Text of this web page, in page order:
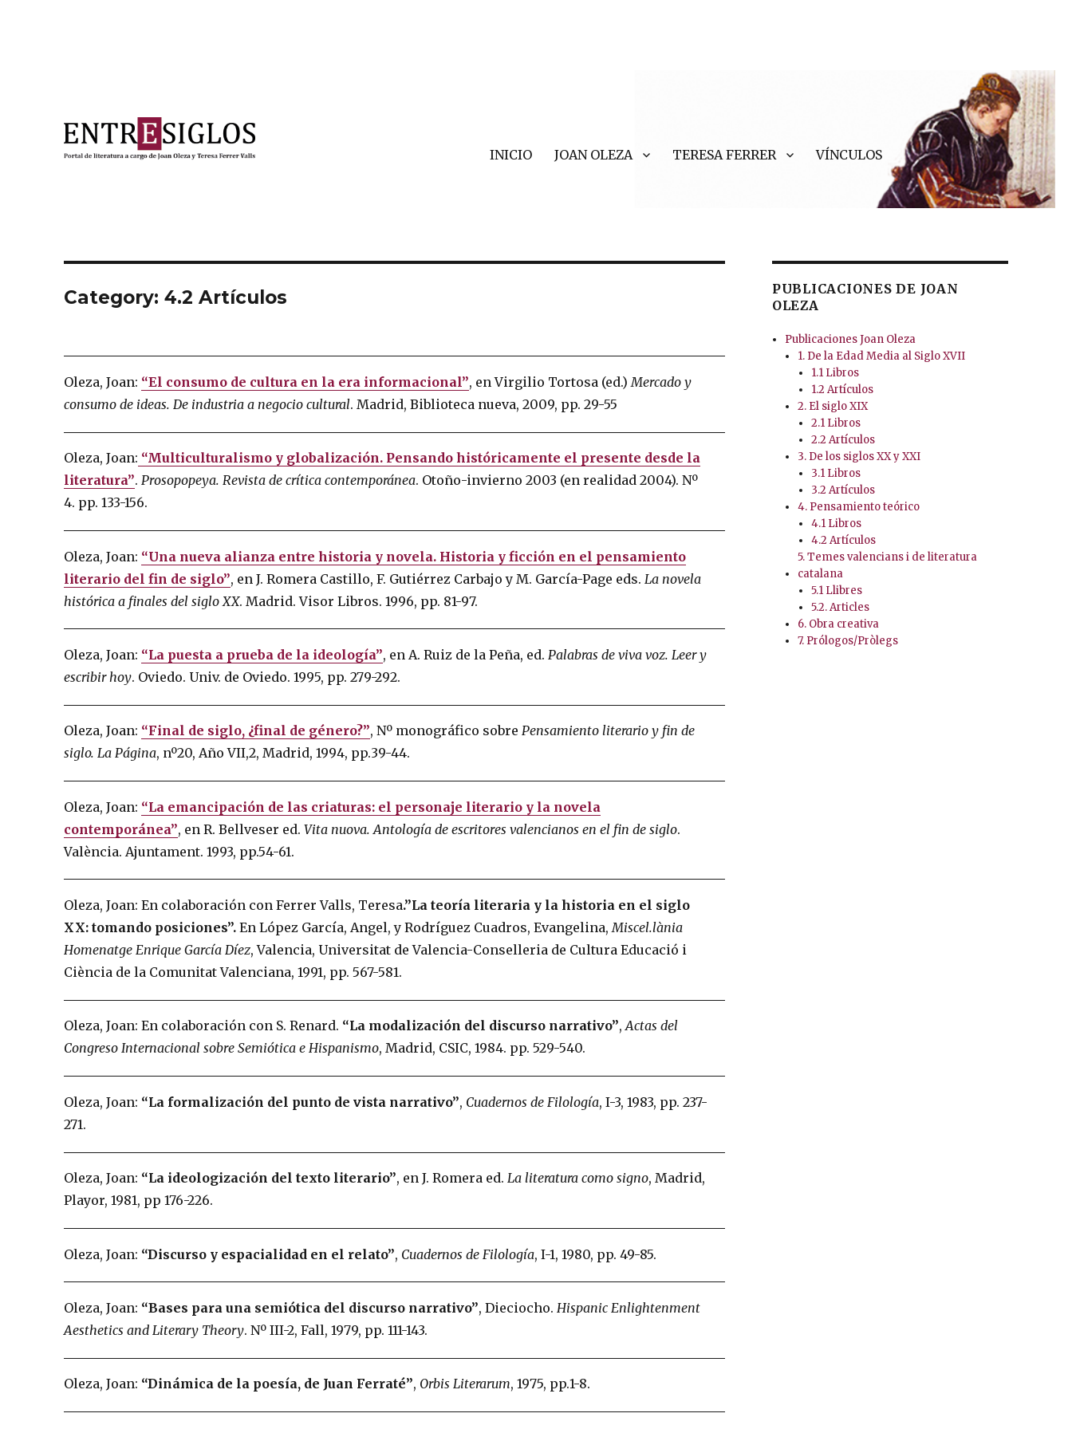
INICIO JOAN OLEZA TERESA FERRER VÍNCULOS
Category: 4.2 Artículos
Oleza, Joan: “El consumo de cultura en la era informacional”, en Virgilio Tortosa (ed.) Mercado y
consumo de ideas. De industria a negocio cultural. Madrid, Biblioteca nueva, 2009, pp. 29-55
Oleza, Joan: “Multiculturalismo y globalización. Pensando históricamente el presente desde la
literatura”.Prosopopeya. Revista de crítica contemporánea. Otoño-invierno 2003 (en realidad 2004). Nº
4. pp. 133-156.
Oleza, Joan: “Una nueva alianza entre historia y novela. Historia y ficción en el pensamiento
literario del fin de siglo”, en J. Romera Castillo, F. Gutiérrez Carbajo y M. García-Page eds. La novela
histórica a finales del siglo XX. Madrid. Visor Libros. 1996, pp. 81-97.
Oleza, Joan: “La puesta a prueba de la ideología”, en A. Ruiz de la Peña, ed. Palabras de viva voz. Leer y
escribir hoy. Oviedo. Univ. de Oviedo. 1995, pp. 279-292.
Oleza, Joan: “Final de siglo, ¿final de género?”, Nº monográfico sobrePensamiento literario y fin de
siglo. La Página, nº20, Año VII,2, Madrid, 1994, pp.39-44.
Oleza, Joan: “La emancipación de las criaturas: el personaje literario y la novela
contemporánea”, en R. Bellveser ed. Vita nuova. Antología de escritores valencianos en el fin de siglo.
València. Ajuntament. 1993, pp.54-61.
Oleza, Joan: En colaboración con Ferrer Valls, Teresa.”La teoría literaria y la historia en el siglo
XX: tomando posiciones”.En López García, Angel, y Rodríguez Cuadros, Evangelina,Miscel.lània
Homenatge Enrique García Díez, Valencia, Universitat de Valencia-Conselleria de Cultura Educació i
Ciència de la Comunitat Valenciana, 1991, pp. 567-581.
Oleza, Joan: En colaboración con S. Renard. “La modalización del discurso narrativo”,Actas del
Congreso Internacional sobre Semiótica e Hispanismo, Madrid, CSIC, 1984. pp. 529-540.
Oleza, Joan: “La formalización del punto de vista narrativo”, Cuadernos de Filología, I-3, 1983, pp. 237-
271.
Oleza, Joan: “La ideologización del texto literario”, en J. Romera ed.La literatura como signo, Madrid,
Playor, 1981, pp 176-226.
Oleza, Joan: “Discurso y espacialidad en el relato”, Cuadernos de Filología, I-1, 1980, pp. 49-85.
Oleza, Joan: “Bases para una semiótica del discurso narrativo”, Dieciocho. Hispanic Enlightenment
Aesthetics and Literary Theory. Nº III-2, Fall, 1979, pp. 111-143.
Oleza, Joan: “Dinámica de la poesía, de Juan Ferraté”, Orbis Literarum, 1975, pp.1-8.
PUBLICACIONES DE JOAN
OLEZA
Publicaciones Joan Oleza
1. De la Edad Media al Siglo XVII
1.1 Libros
1.2 Artículos
2. El siglo XIX
2.1 Libros
2.2 Artículos
3. De los siglos XX y XXI
3.1 Libros
3.2 Artículos
4. Pensamiento teórico
4.1 Libros
4.2 Artículos
5. Temes valencians i de literatura
catalana
5.1 Llibres
5.2. Articles
6. Obra creativa
7. Prólogos/Pròlegs